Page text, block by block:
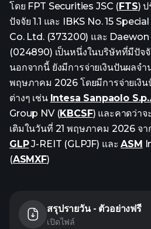
โดย FPT Securities JSC (FTS)
ปัจจัย 1.1 และ IBKS No. 15
Co. Ltd. (373200) และ
(024890) เป็นหนึ่งในบริษัทที่มีปัจ
นอกจากนี้ ยังมีการจ่ายเงินปันผลจ
พฤษภาคม 2026 โดยมีการจ่ายเงิ
ต่างๆ เช่น Intesa Sanpaolo
Group NV (KBCSF) และคาดว่าจ
เติมในวันที่ 21 พฤษภาคม 2026 จา
GLPJ-REIT (GLPJF) และASM
(ASMXF)
สรุปรายวัน - ตัวอย่างฟรี
เปิดไฟล์